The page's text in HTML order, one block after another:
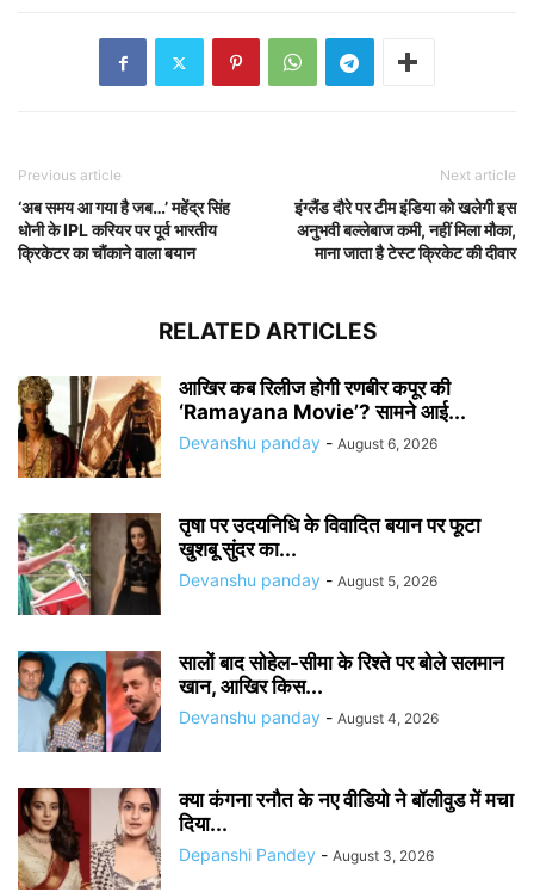
Previous article
‘अब समय आ गया है जब…’ महेंद्र सिंह
धोनी के IPL करियर पर पूर्व भारतीय
क्रिकेटर का चौंकाने वाला बयान
Next article
इंग्लैंड दौरे पर टीम इंडिया को खलेगी इस
अनुभवी बल्लेबाज कमी, नहीं मिला मौका,
माना जाता है टेस्ट क्रिकेट की दीवार
RELATED ARTICLES
आखिर कब रिलीज होगी रणबीर कपूर की
‘Ramayana Movie’? सामने आई...
Devanshu panday - August 6, 2026
तृषा पर उदयनिधि के विवादित बयान पर फूटा
खुशबू सुंदर का...
Devanshu panday - August 5, 2026
सालों बाद सोहेल-सीमा के रिश्ते पर बोले सलमान
खान, आखिर किस...
Devanshu panday - August 4, 2026
क्या कंगना रनौत के नए वीडियो ने बॉलीवुड में मचा
दिया...
Depanshi Pandey - August 3, 2026